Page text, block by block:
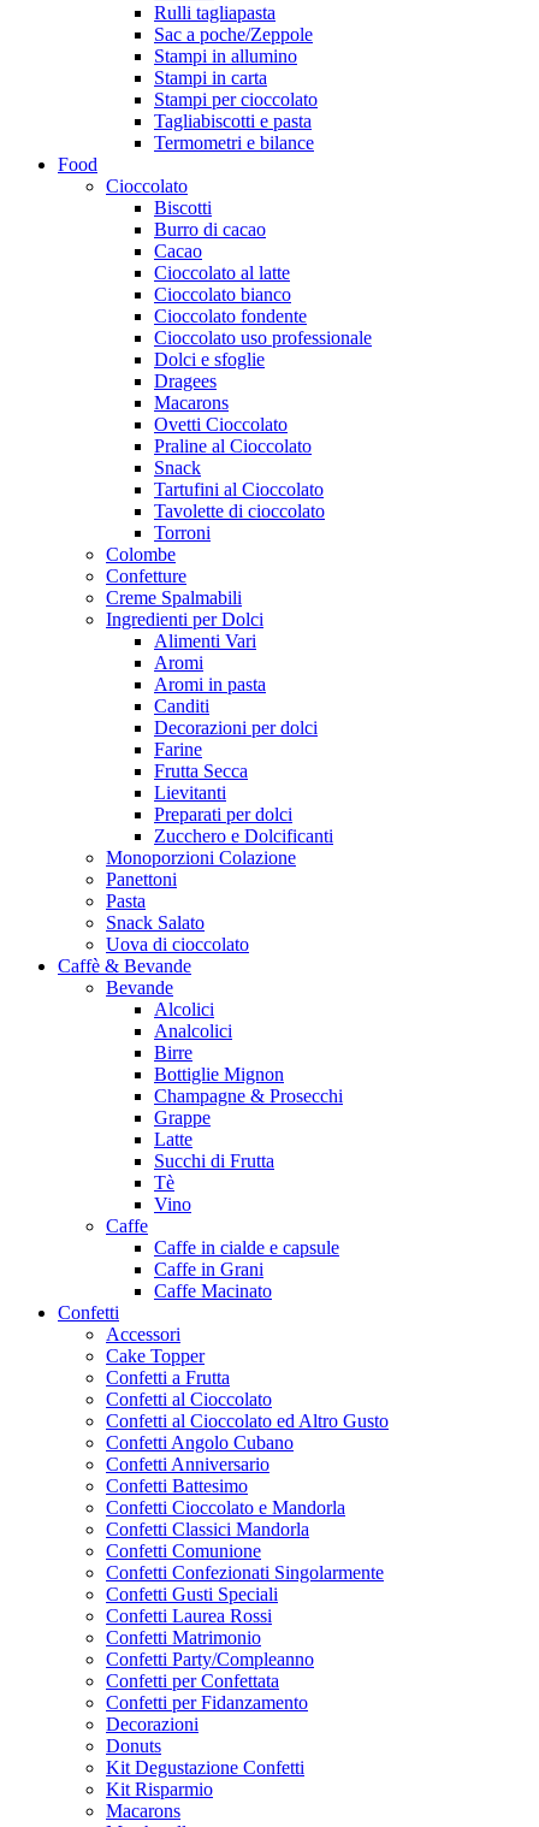
Rulli tagliapasta
Sac a poche/Zeppole
Stampi in allumino
Stampi in carta
Stampi per cioccolato
Tagliabiscotti e pasta
Termometri e bilance
Food
Cioccolato
Biscotti
Burro di cacao
Cacao
Cioccolato al latte
Cioccolato bianco
Cioccolato fondente
Cioccolato uso professionale
Dolci e sfoglie
Dragees
Macarons
Ovetti Cioccolato
Praline al Cioccolato
Snack
Tartufini al Cioccolato
Tavolette di cioccolato
Torroni
Colombe
Confetture
Creme Spalmabili
Ingredienti per Dolci
Alimenti Vari
Aromi
Aromi in pasta
Canditi
Decorazioni per dolci
Farine
Frutta Secca
Lievitanti
Preparati per dolci
Zucchero e Dolcificanti
Monoporzioni Colazione
Panettoni
Pasta
Snack Salato
Uova di cioccolato
Caffè & Bevande
Bevande
Alcolici
Analcolici
Birre
Bottiglie Mignon
Champagne & Prosecchi
Grappe
Latte
Succhi di Frutta
Tè
Vino
Caffe
Caffe in cialde e capsule
Caffe in Grani
Caffe Macinato
Confetti
Accessori
Cake Topper
Confetti a Frutta
Confetti al Cioccolato
Confetti al Cioccolato ed Altro Gusto
Confetti Angolo Cubano
Confetti Anniversario
Confetti Battesimo
Confetti Cioccolato e Mandorla
Confetti Classici Mandorla
Confetti Comunione
Confetti Confezionati Singolarmente
Confetti Gusti Speciali
Confetti Laurea Rossi
Confetti Matrimonio
Confetti Party/Compleanno
Confetti per Confettata
Confetti per Fidanzamento
Decorazioni
Donuts
Kit Degustazione Confetti
Kit Risparmio
Macarons